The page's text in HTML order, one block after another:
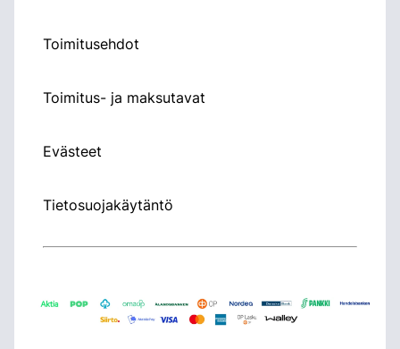
Toimitusehdot
Toimitus- ja maksutavat
Evästeet
Tietosuojakäytäntö